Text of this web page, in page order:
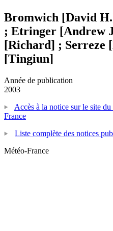
Bromwich [David
; Etringer [Andrew
[Richard] ; Serreze
[Tingiun]
Année de publication
2003
Accès à la notice sur le site
France
Liste complète des notices
Météo-France